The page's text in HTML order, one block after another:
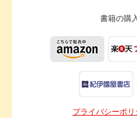
書籍の購
プライバシーポ